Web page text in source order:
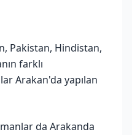
Pakistan, Hindistan,
farklı
Arakan'da yapılan
da Arakanda